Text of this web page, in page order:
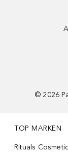
© 2026
TOP MARKEN
Rituals